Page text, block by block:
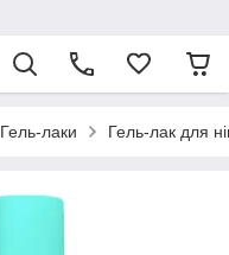
Гель-лаки Гель-лак для